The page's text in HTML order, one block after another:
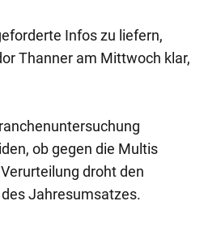
Infos zu liefern,
Thanner am Mittwoch klar,
ob gegen die Multis
droht den
Jahresumsatzes.